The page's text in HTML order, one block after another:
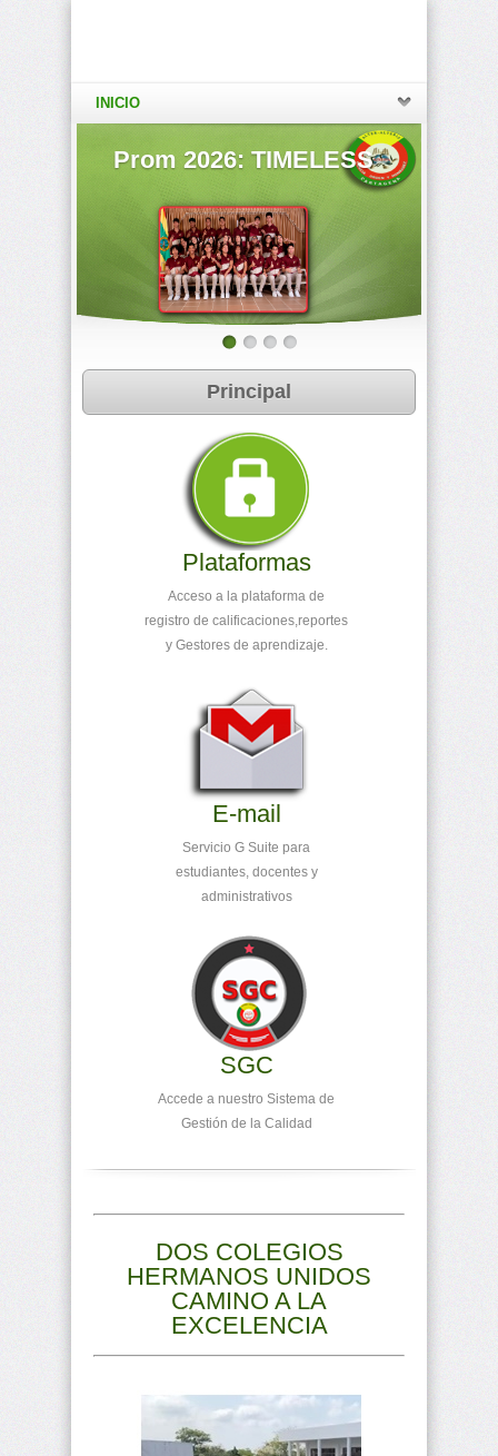
INICIO
Prom 2026: TIMELESS Ratificada
Principal
Plataformas
Acceso a la plataforma de
registro de calificaciones,reportes
y Gestores de aprendizaje.
E-mail
Servicio G Suite para
estudiantes, docentes y
administrativos
SGC
Accede a nuestro Sistema de
Gestión de la Calidad
DOS COLEGIOS
HERMANOS UNIDOS
CAMINO A LA
EXCELENCIA